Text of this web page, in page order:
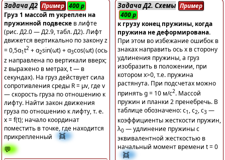
Задача Д2 Пример 400р
Груз 1 массой m укреплен на
пружинной подвеске в лифте
(рис. Д2.0 — Д2.9, табл. Д2). Лифт
движется вертикально по закону z
= 0,5α1t2 + α2sin(ωt) + α3cos(ωt) (ось
z направлена по вертикали вверх;
z выражено в метрах, t — в
секундах). На груз действует сила
сопротивления среды R = μv, где v
— скорость груза по отношению к
лифту. Найти закон движения
груза по отношению к лифту, т. е.
х = f(t); начало координат
поместить в точке, где находится
прикрепленный
👯
💬
Задача Д2. Схемы Пример
400р
к грузу конец пружины, когда
пружина не деформирована.
При этом во избежание ошибок в
знаках направить ось х в сторону
удлинения пружины, а груз
изобразить в положении, при
котором х>0, т.е. пружина
растянута. При подсчетах можно
принять g = 10 м/с2. Массой
пружин и планки 2 пренебречь. В
таблице обозначено: c1 , с2, c3 —
коэффициенты жесткости пружин,
λ0 — удлинение пружины с
эквивалентной жесткостью в
начальный момент времени t = 0
👯